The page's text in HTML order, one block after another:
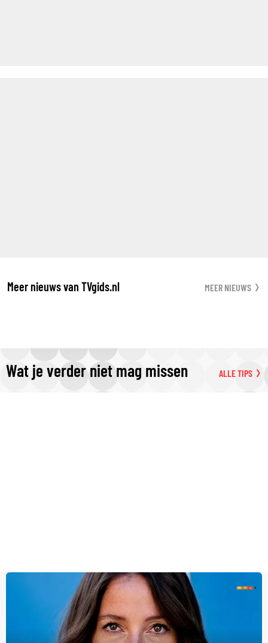
Meer nieuws van TVgids.nl MEER NIEUWS
Wat je verder niet mag missen ALLE TIPS